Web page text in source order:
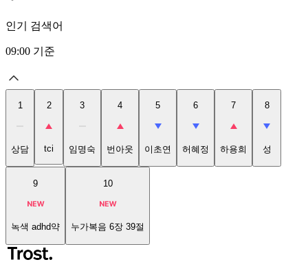
인기 검색어
09:00 기준
1
상담
2
tci
3
임명숙
4
번아웃
5
이초연
6
허혜정
7
하용희
8
성
9
녹색 adhd약
10
누가복음 6장 39절